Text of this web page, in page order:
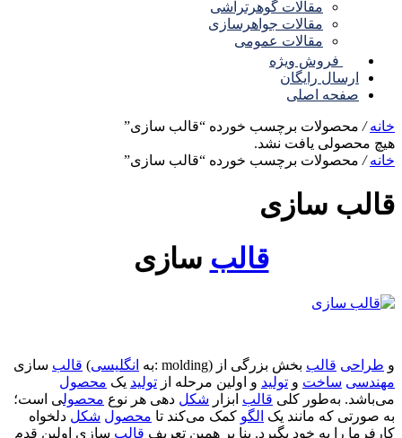
مقالات گوهرتراشی
مقالات جواهرسازی
مقالات عمومی
فروش ویژه
ارسال رایگان
صفحه اصلی
خانه/ محصولات برچسب خورده “قالب سازی”
هیچ محصولی یافت نشد.
خانه/ محصولات برچسب خورده “قالب سازی”
قالب سازی
قالب سازی
قالب سازی (به انگلیسی : molding ) و طراحی قالب بخش بزرگی از
مهندسی ساخت و تولید و اولین مرحله از تولید یک محصول
می‌باشد. به‌طور کلی قالب ابزار شکل دهی هر نوع محصولی است؛
به صورتی که مانند یک الگو کمک می‌کند تا محصول شکل دلخواه
کارفرما را به خود بگیرد. بنا بر همین تعریف قالب سازی اولین قدم